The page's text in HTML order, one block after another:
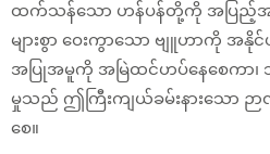
ထက်သန်သော ဟန်ပန်တို့ကို အပြည့်အဝ
များစွာ ဝေးကွာသော ဗျူဟာကို အ
အပြုအမူကို အမြဲထင်ဟပ်နေစေကာ
မှုသည် ဤကြီးကျယ်ခမ်းနားသော ဉာဏ်
စေ။